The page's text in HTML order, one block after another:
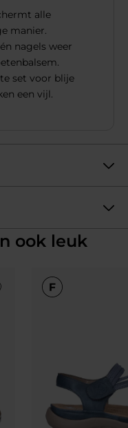
alle
manier.
nagels weer
set voor blije
een vijl.
ook leuk